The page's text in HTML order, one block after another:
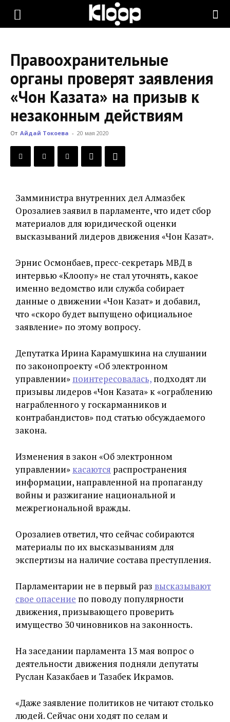
KLOOP.KG
Новости
Кыргызстана
Правоохранительные
органы проверят заявления
«Чон Казата» на призыв к
незаконным действиям
От Айдай Токоева - 20 мая 2020
Замминистра внутренних дел Алмазбек
Орозалиев заявил в парламенте, что идет сбор
материалов для юридической оценки
высказываний лидеров движения «Чон Казат».
Эрнис Осмонбаев, пресс-секретарь МВД в
интервью «Клоопу» не стал уточнять, какое
именно ведомство или служба собирает
данные о движении «Чон Казат» и добавил,
что «скоро будет выпущено официальное
заявление» по этому вопросу.
Депутатка Ирина Карамушкина на слушании
по законопроекту «Об электронном
управлении» поинтересовалась, подходят ли
призывы лидеров «Чон Казата» к «ограблению
награбленного у госкарманников и
контрабандистов» под статью обсуждаемого
закона.
Изменения в закон «Об электронном
управлении» касаются распространения
информации, направленной на пропаганду
войны и разжигание национальной и
межрегиональной вражды.
Орозалиев ответил, что сейчас собираются
материалы по их высказываниям для
экспертизы на наличие состава преступления.
Парламентарии не в первый раз высказывают
свое опасение по поводу популярности
движения, призывающего проверить
имущество 30 чиновников на законность.
На заседании парламента 13 мая вопрос о
деятельности движения подняли депутаты
Руслан Казакбаев и Тазабек Икрамов.
«Даже заявление политиков не читают столько
людей. Сейчас они ходят по селам и